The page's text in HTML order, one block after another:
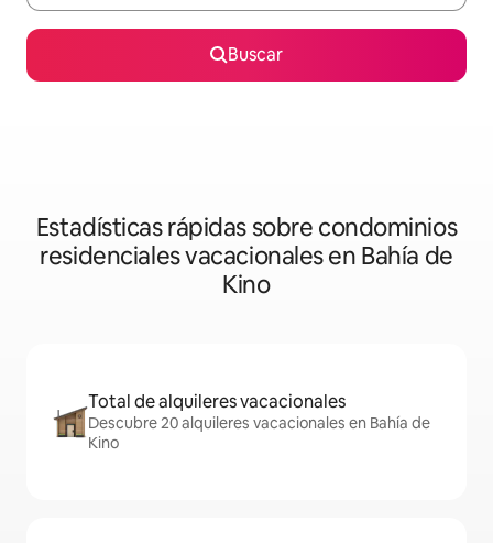
Buscar
Estadísticas rápidas sobre condominios
residenciales vacacionales en Bahía de
Kino
Total de alquileres vacacionales
Descubre 20 alquileres vacacionales en Bahía de
Kino